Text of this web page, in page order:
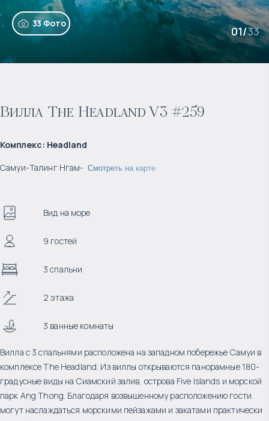
33 Фото
01/33
Вилла The Headland V3 #259
Комплекс: Headland
Самуи-Талинг Нгам- Смотреть на карте
Вид на море
9 гостей
3 спальни
2 этажа
3 ванные комнаты
Вилла с 3 спальнями расположена на западном побережье Самуи в
комплексе The Headland. Из виллы открываются панорамные 180-
градусные виды на Сиамский залив, острова Five Islands и морской
парк Ang Thong. Благодаря возвышенному расположению гости
могут наслаждаться морскими пейзажами и закатами практически